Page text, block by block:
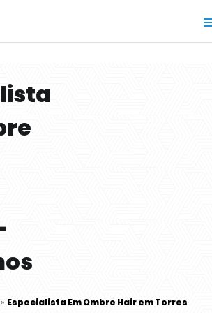
» Especialista Em Ombre Hair em Torres